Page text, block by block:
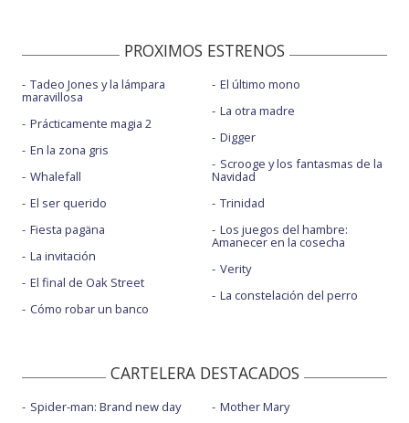
PROXIMOS ESTRENOS
Tadeo Jones y la lámpara
maravillosa
Prácticamente magia 2
En la zona gris
Whalefall
El ser querido
Fiesta pagäna
La invitación
El final de Oak Street
Cómo robar un banco
El último mono
La otra madre
Digger
Scrooge y los fantasmas de la
Navidad
Trinidad
Los juegos del hambre:
Amanecer en la cosecha
Verity
La constelación del perro
CARTELERA DESTACADOS
Spider-man: Brand new day
Mother Mary